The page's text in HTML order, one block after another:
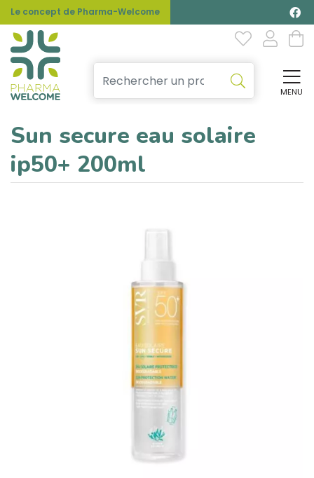
Le concept de Pharma-Welcome
MENU
Sun secure eau solaire
ip50+ 200ml